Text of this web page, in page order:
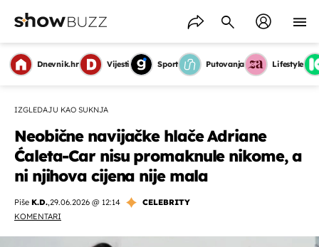
Dnevnik.hr Vijesti Sport Putovanja Lifestyle
IZGLEDAJU KAO SUKNJA
Neobične navijačke hlače Adriane
Ćaleta-Car nisu promaknule nikome, a
ni njihova cijena nije mala
Piše K.D.,29.06.2026 @ 12:14
CELEBRITY
KOMENTARI